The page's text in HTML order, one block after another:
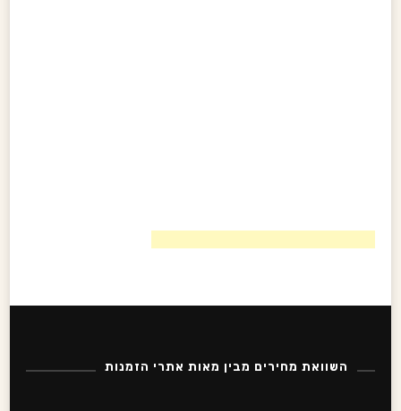
השוואת מחירים מבין מאות אתרי הזמנות